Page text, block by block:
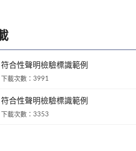
符合性聲明檢驗標識範例
下載次數：3991
符合性聲明檢驗標識範例
下載次數：3353